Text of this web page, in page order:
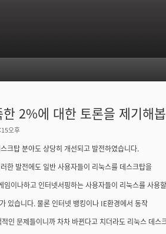
2%에 대한 토론을 제기해
오후
크탑 분야도 상당히 개선되고 발전하였습니다.
한 발전에도 일반 사용자들이 리눅스를 데스크탑을
이나하고 인터넷서핑하는 사용자들이 리눅스를 사용
있습니다. 물론 인터넷 뱅킹이나 IE환경에서 동작
인 문제들이니까 차차 바뀐다고 치더라도 리눅스 데스